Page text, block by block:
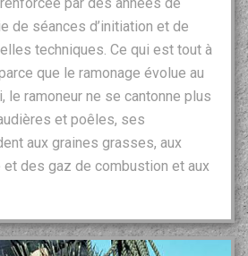
de séances d’initiation et de
techniques. Ce qui est tout à
que le ramonage évolue au
le ramoneur ne se cantonne plus
et poêles, ses
aux graines grasses, aux
des gaz de combustion et aux